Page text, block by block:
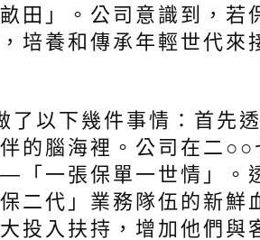
田」。公司意識到，若
培養和傳承年輕世代來
了以下幾件事情：首先
的腦海裡。公司在二○○
一張保單一世情」。
二代」業務隊伍的新鮮
投入扶持，增加他們與